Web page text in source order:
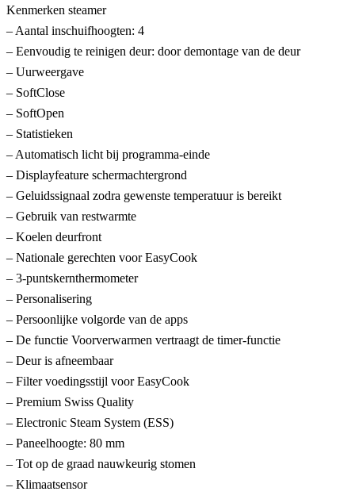
Kenmerken steamer
– Aantal inschuifhoogten: 4
– Eenvoudig te reinigen deur: door demontage van de deur
– Uurweergave
– SoftClose
– SoftOpen
– Statistieken
– Automatisch licht bij programma-einde
– Displayfeature schermachtergrond
– Geluidssignaal zodra gewenste temperatuur is bereikt
– Gebruik van restwarmte
– Koelen deurfront
– Nationale gerechten voor EasyCook
– 3-puntskernthermometer
– Personalisering
– Persoonlijke volgorde van de apps
– De functie Voorverwarmen vertraagt de timer-functie
– Deur is afneembaar
– Filter voedingsstijl voor EasyCook
– Premium Swiss Quality
– Electronic Steam System (ESS)
– Paneelhoogte: 80 mm
– Tot op de graad nauwkeurig stomen
– Klimaatsensor